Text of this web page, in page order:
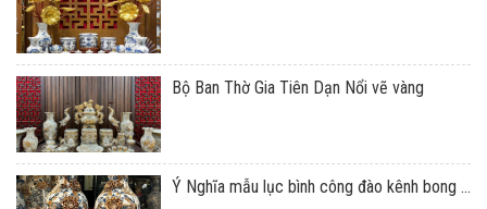
Bộ Ban Thờ Gia Tiên Dạn Nổi vẽ vàng
Ý Nghĩa mẫu lục bình công đào kênh bong ...